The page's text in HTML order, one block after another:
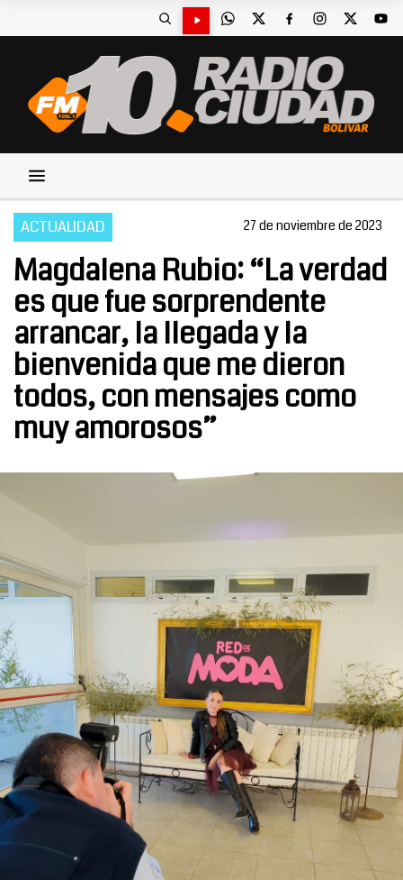
ACTUALIDAD 27 de noviembre de 2023
Magdalena Rubio: “La verdad
es que fue sorprendente
arrancar, la llegada y la
bienvenida que me dieron
todos, con mensajes como
muy amorosos”